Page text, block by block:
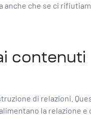
che se ci
contenuti
di relazioni.
la relazione e